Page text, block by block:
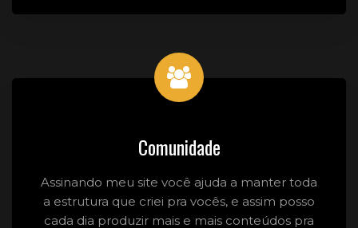
Comunidade
Assinando meu site você ajuda a manter toda
a estrutura que criei pra vocês, e assim posso
cada dia produzir mais e mais conteúdos pra